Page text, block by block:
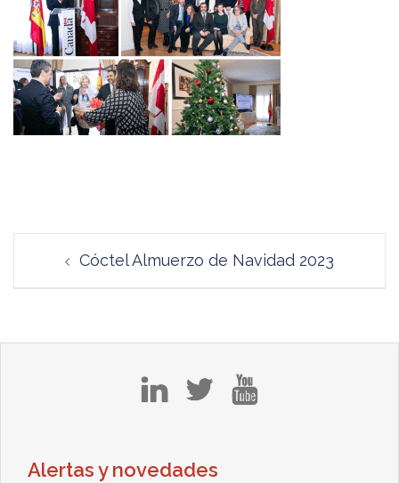
entradas
Cóctel Almuerzo de Navidad 2023
Alertas y novedades